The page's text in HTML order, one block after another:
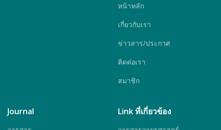
หน้าหลัก
เกี่ยวกับเรา
ข่าวสาร/ประกาศ
ติดต่อเรา
สมาชิก
Journal Link ที่เกี่ยวข้อง